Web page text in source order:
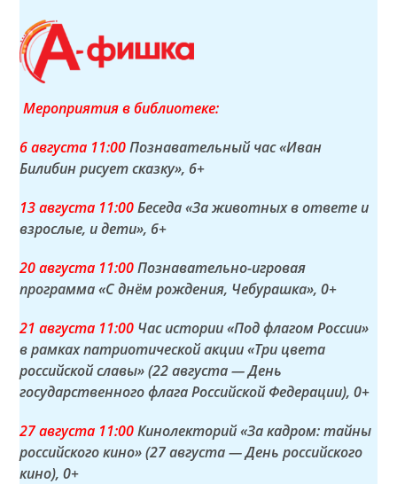
Мероприятия в библиотеке:
6 августа 11:00Познавательный час «Иван
Билибин рисует сказку», 6+
13 августа 11:00Беседа «За животных в ответе и
взрослые, и дети», 6+
20 августа 11:00Познавательно-игровая
программа «С днём рождения, Чебурашка», 0+
21 августа 11:00 Час истории «Под флагом России»
в рамках патриотической акции «Три цвета
российской славы» (22 августа — День
государственного флага Российской Федерации), 0+
27 августа 11:00Кинолекторий «За кадром: тайны
российского кино» (27 августа — День российского
кино), 0+